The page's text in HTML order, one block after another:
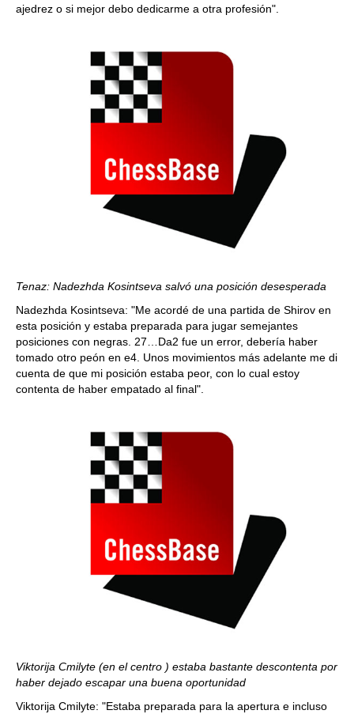
ajedrez o si mejor debo dedicarme a otra profesión".
Tenaz: Nadezhda Kosintseva salvó una posición desesperada
Nadezhda Kosintseva: "Me acordé de una partida de Shirov en
esta posición y estaba preparada para jugar semejantes
posiciones con negras. 27…Da2 fue un error, debería haber
tomado otro peón en e4. Unos movimientos más adelante me di
cuenta de que mi posición estaba peor, con lo cual estoy
contenta de haber empatado al final".
Viktorija Cmilyte (en el centro ) estaba bastante descontenta por
haber dejado escapar una buena oportunidad
Viktorija Cmilyte: "Estaba preparada para la apertura e incluso